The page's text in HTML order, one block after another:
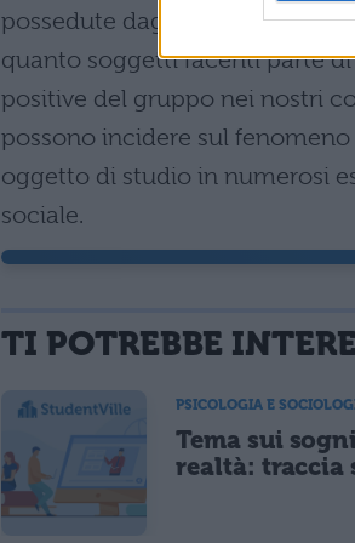
possedute dagli altri migliori e
quanto soggetti facenti parte
positive del gruppo nei nostri
possono incidere sul
oggetto di studio in numerosi
sociale.
TI POTREBBE
PSICOLOGIA E
Tema sui
realtà: traccia